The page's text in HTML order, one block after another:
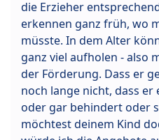
die Erzieher
erkennen ganz früh, wo
müsste. In dem Alter
ganz viel aufholen - also
der Förderung. Dass er
noch lange nicht, dass
oder gar behindert oder
möchtest deinem Kind